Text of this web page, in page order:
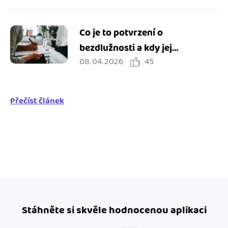
Co je to potvrzení o
bezdlužnosti a kdy jej
potřebuji?
08. 04. 2026 45
Přečíst článek
Stáhněte si skvěle hodnocenou aplikaci